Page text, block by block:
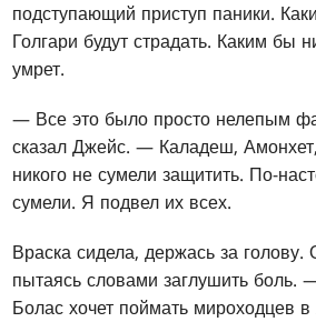
подступающий приступ паники.
Голгари будут страдать. Каким бы
умрет.
— Все это было просто нелепым
сказал Джейс. — Каладеш,
никого не сумели защитить. По-
сумели. Я подвел их всех.
Враска сидела, держась за голову.
пытаясь словами заглушить боль.
Болас хочет поймать мироходцев